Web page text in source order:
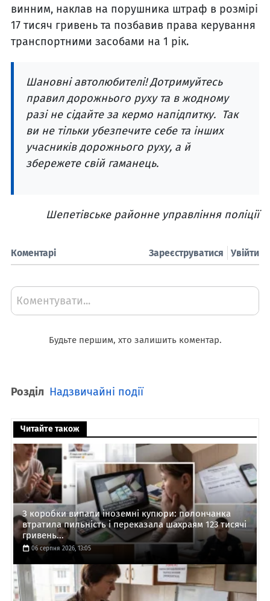
винним, наклав на порушника штраф в розмірі
17 тисяч гривень та позбавив права керування
транспортними засобами на 1 рік.
Шановні автолюбителі! Дотримуйтесь
правил дорожнього руху та в жодному
разі не сідайте за кермо напідпитку. Так
ви не тільки убезпечите себе та інших
учасників дорожнього руху, а й
збережете свій гаманець.
Шепетівське районне управління поліції
Коментарі Увійти
Зареєструватися
Коментувати...
Будьте першим, хто залишить коментар.
Розділ Надзвичайні події
Читайте також
З коробки випали іноземні купюри: полончанка
втратила пильність і переказала шахраям 123 тисячі
гривень...
06 серпня 2026, 13:05